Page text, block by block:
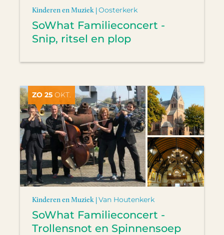
Kinderen en Muziek |Oosterkerk
SoWhat Familieconcert -
Snip, ritsel en plop
ZO 25 OKT.
Kinderen en Muziek |Van Houtenkerk
SoWhat Familieconcert -
Trollensnot en Spinnensoep